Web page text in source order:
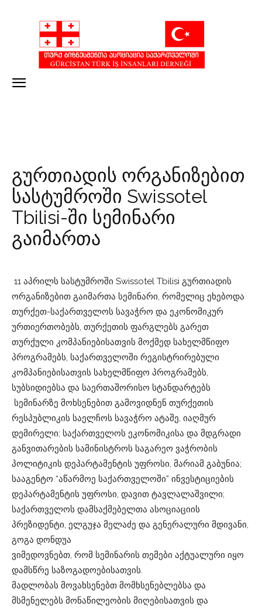
გურთიადის ორგანიზებით
სასტუმროში Swissotel
Tbilisi-ში სემინარი
გაიმართა
11 აპრილს სასტუმროში Swissotel Tbilisi გურთიადის
ორგანიზებით გაიმართა სემინარი, რომელიც ეხებოდა
თურქეთ-საქართველოს სავაჭრო და ეკონომიკურ
ურთიერთობებს, თურქეთის ფარგლებს გარეთ
თურქული კომპანიებისათვის მოქმედ სახელმწიფო
პროგრამებს, საქართველოში რეგისტრირებული
კომპანიებისათვის სახელმწიფო პროგრამებს,
სუბსიდიებსა და საერთაშორისო სტანდარტებს
სემინარზე მოხსენებით გამოვიდნენ თურქეთის
რესპუბლიკის საელჩოს სავაჭრო ატაშე, იაღმურ
დემირელი; საქართველოს ეკონომიკისა და მდგრადი
განვითარების სამინისტროს საგარეო ვაჭრობის
პოლიტიკის დეპარტამენტის უფროსი, მარიამ გაბუნია;
სააგენტო “აწარმოე საქართველოში” ინვესტიციების
დეპარტამენტის უფროსი, დავით ტავლალაშვილი;
საქართველოს დამსაქმებელთა ასოციაციის
პრეზიდენტი, ელგუჯა მელაძე და გენერალური მდივანი,
გოგა დონდუა
ვიმედოვნებთ, რომ სემინარის თემები აქტუალური იყო
დამსწრე საზოგადოებისათვის.
მადლობას მოვახსენებთ მომხსენებლებსა და
მსმენელებს მონაწილეობის მიღებისათვის და